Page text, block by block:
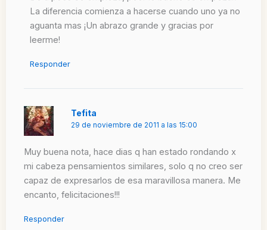
La diferencia comienza a hacerse cuando uno ya no
aguanta mas ¡Un abrazo grande y gracias por
leerme!
Responder
Tefita
29 de noviembre de 2011 a las 15:00
Muy buena nota, hace dias q han estado rondando x
mi cabeza pensamientos similares, solo q no creo ser
capaz de expresarlos de esa maravillosa manera. Me
encanto, felicitaciones!!!
Responder